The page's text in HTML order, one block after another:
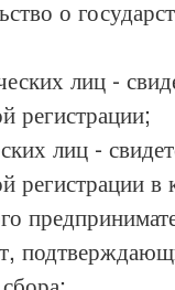
о
лиц -
регистрации;
лиц -
регистрации в